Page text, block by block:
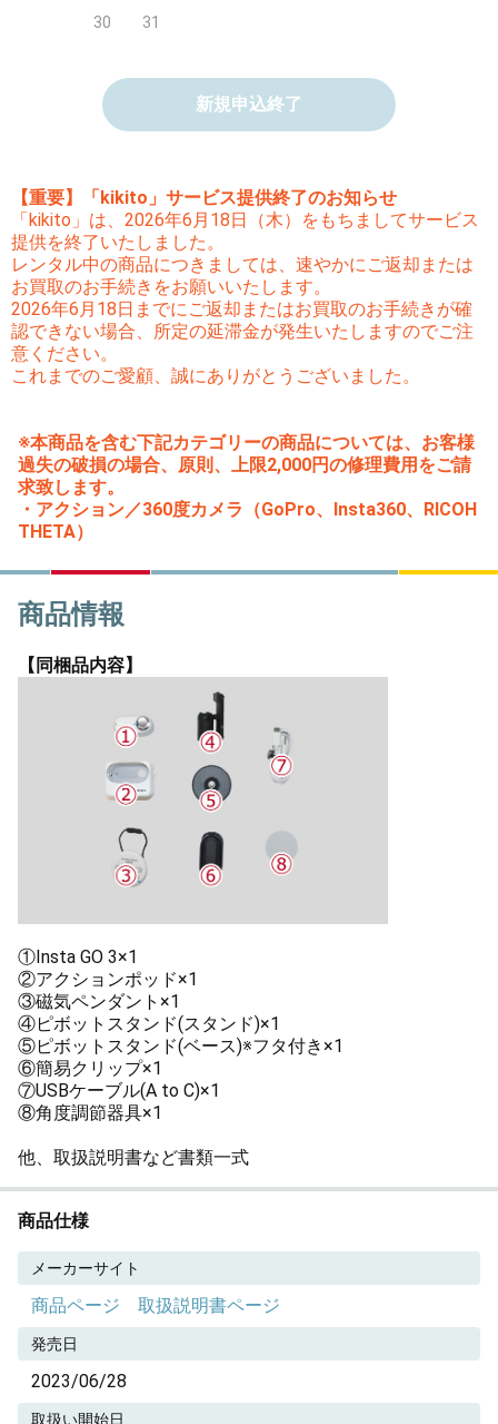
30 31
新規申込終了
【重要】「kikito」サービス提供終了のお知らせ
「kikito」は、2026年6月18日（木）をもちましてサービス
提供を終了いたしました。
レンタル中の商品につきましては、速やかにご返却または
お買取のお手続きをお願いいたします。
2026年6月18日までにご返却またはお買取のお手続きが確
認できない場合、所定の延滞金が発生いたしますのでご注
意ください。
これまでのご愛顧、誠にありがとうございました。
※本商品を含む下記カテゴリーの商品については、お客様
過失の破損の場合、原則、上限2,000円の修理費用をご請
求致します。
・アクション／360度カメラ（GoPro、Insta360、RICOH
THETA）
商品情報
【同梱品内容】
①Insta GO 3×1
②アクションポッド×1
③磁気ペンダント×1
④ピボットスタンド(スタンド)×1
⑤ピボットスタンド(ベース)※フタ付き×1
⑥簡易クリップ×1
⑦USBケーブル(A to C)×1
⑧角度調節器具×1
他、取扱説明書など書類一式
商品仕様
メーカーサイト
商品ページ 取扱説明書ページ
発売日
2023/06/28
取扱い開始日